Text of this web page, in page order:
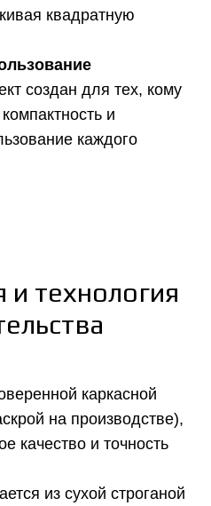
квадратную
создан для тех, кому
и
каждого
и технология
каркасной
на производстве),
качество и точность
из сухой строганой